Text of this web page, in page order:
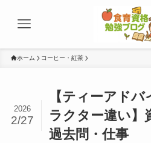
ホーム コーヒー・紅茶
【ティーアド
ラクター違い】
過去問・仕事
2026
2/27